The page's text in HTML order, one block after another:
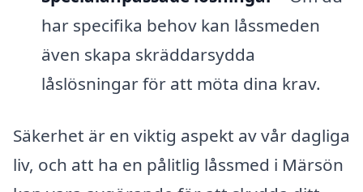
har specifika behov kan låssmeden
även skapa skräddarsydda
låslösningar för att möta dina krav.
Säkerhet är en viktig aspekt av vår dagliga
liv, och att ha en pålitlig låssmed i Märsön